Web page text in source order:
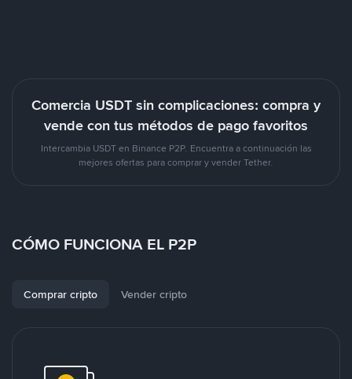
Comercia USDT sin complicaciones: compra y
vende con tus métodos de pago favoritos
Intercambia USDT en Binance P2P. Encuentra a continuación las
mejores ofertas para comprar y vender Tether.
CÓMO FUNCIONA EL P2P
Comprar cripto Vender cripto